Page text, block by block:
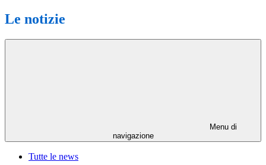
Le notizie
Menu di
navigazione
Tutte le news